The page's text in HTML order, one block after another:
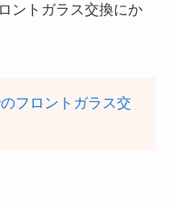
ントガラス交換にか
フロントガラス交